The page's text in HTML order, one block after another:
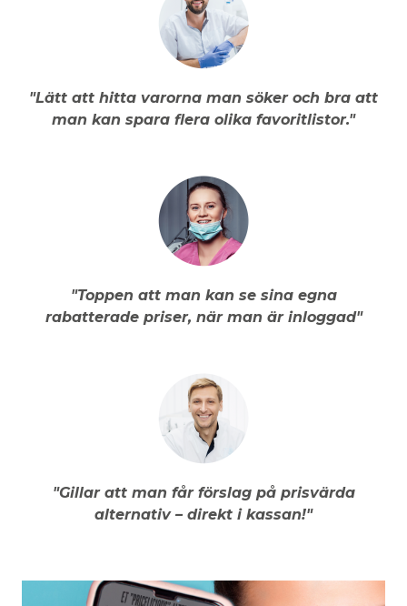
"Lätt att hitta varorna man söker och bra att
man kan spara flera olika favoritlistor."
"Toppen att man kan se sina egna
rabatterade priser, när man är inloggad"
"Gillar att man får förslag på prisvärda
alternativ – direkt i kassan!"